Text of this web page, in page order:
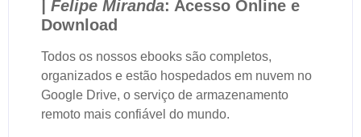
| Felipe Miranda: Acesso Online e
Download
Todos os nossos ebooks são completos,
organizados e estão hospedados em nuvem no
Google Drive, o serviço de armazenamento
remoto mais confiável do mundo.